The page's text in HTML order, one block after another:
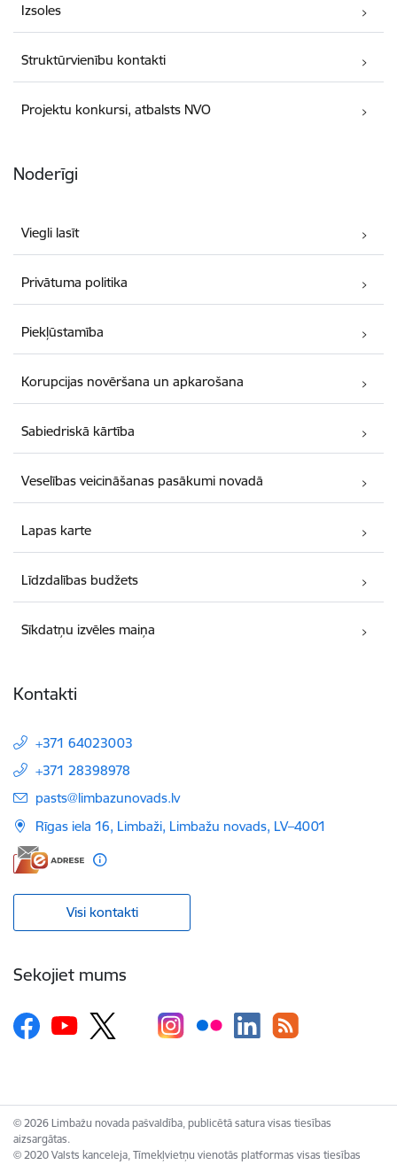
Izsoles
Struktūrvienību kontakti
Projektu konkursi, atbalsts NVO
Noderīgi
Viegli lasīt
Privātuma politika
Piekļūstamība
Korupcijas novēršana un apkarošana
Sabiedriskā kārtība
Veselības veicināšanas pasākumi novadā
Lapas karte
Līdzdalības budžets
Sīkdatņu izvēles maiņa
Kontakti
+371 64023003
+371 28398978
E-pasts:
pasts@limbazunovads.lv
Rīgas iela 16, Limbaži, Limbažu novads, LV–4001
Visi kontakti
Sekojiet mums
© 2026 Limbažu novada pašvaldība, publicētā satura visas tiesības
aizsargātas.
© 2020 Valsts kanceleja, Tīmekļvietņu vienotās platformas visas tiesības